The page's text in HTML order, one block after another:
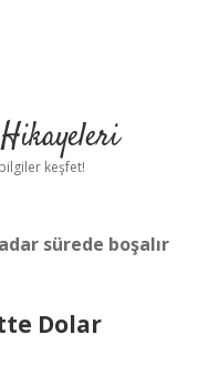
keşfet!
sürede boşalır
Dolar